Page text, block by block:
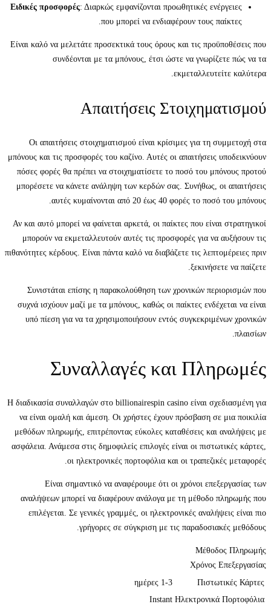
Ειδικές προσφορές: Διαρκώς εμφανίζονται προωθητικές ενέργειες
που μπορεί να ενδιαφέρουν τους παίκτες.
Είναι καλό να μελετάτε προσεκτικά τους όρους και τις προϋποθέσεις που
συνδέονται με τα μπόνους, έτσι ώστε να γνωρίζετε πώς να τα
εκμεταλλευτείτε καλύτερα.
Απαιτήσεις Στοιχηματισμού
Οι απαιτήσεις στοιχηματισμού είναι κρίσιμες για τη συμμετοχή στα
μπόνους και τις προσφορές του καζίνο. Αυτές οι απαιτήσεις υποδεικνύουν
πόσες φορές θα πρέπει να στοιχηματίσετε το ποσό του μπόνους προτού
μπορέσετε να κάνετε ανάληψη των κερδών σας. Συνήθως, οι απαιτήσεις
αυτές κυμαίνονται από 20 έως 40 φορές το ποσό του μπόνους.
Αν και αυτό μπορεί να φαίνεται αρκετά, οι παίκτες που είναι στρατηγικοί
μπορούν να εκμεταλλευτούν αυτές τις προσφορές για να αυξήσουν τις
πιθανότητες κέρδους. Είναι πάντα καλό να διαβάζετε τις λεπτομέρειες πριν
ξεκινήσετε να παίζετε.
Συνιστάται επίσης η παρακολούθηση των χρονικών περιορισμών που
συχνά ισχύουν μαζί με τα μπόνους, καθώς οι παίκτες ενδέχεται να είναι
υπό πίεση για να τα χρησιμοποιήσουν εντός συγκεκριμένων χρονικών
πλαισίων.
Συναλλαγές και Πληρωμές
Η διαδικασία συναλλαγών στο billionairespin casino είναι σχεδιασμένη για
να είναι ομαλή και άμεση. Οι χρήστες έχουν πρόσβαση σε μια ποικιλία
μεθόδων πληρωμής, επιτρέποντας εύκολες καταθέσεις και αναλήψεις με
ασφάλεια. Ανάμεσα στις δημοφιλείς επιλογές είναι οι πιστωτικές κάρτες,
οι ηλεκτρονικές πορτοφόλια και οι τραπεζικές μεταφορές.
Είναι σημαντικό να αναφέρουμε ότι οι χρόνοι επεξεργασίας των
αναλήψεων μπορεί να διαφέρουν ανάλογα με τη μέθοδο πληρωμής που
επιλέγεται. Σε γενικές γραμμές, οι ηλεκτρονικές αναλήψεις είναι πιο
γρήγορες σε σύγκριση με τις παραδοσιακές μεθόδους.
Μέθοδος Πληρωμής
Χρόνος Επεξεργασίας
Πιστωτικές Κάρτες
1-3 ημέρες
Ηλεκτρονικά Πορτοφόλια
Instant